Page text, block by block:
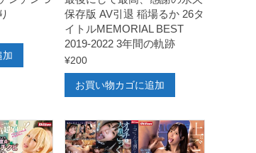
加
保存版 AV引退 稲場るか 26タ
イトルMEMORIAL BEST
2019-2022 3年間の軌跡
¥200
お買い物カゴに追加